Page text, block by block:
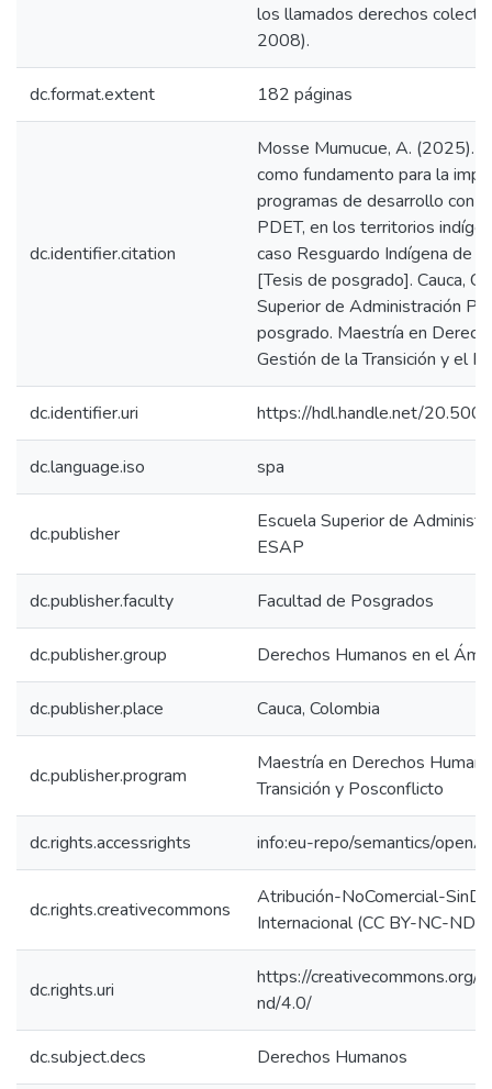
los llamados derechos
2008).
dc.format.extent 182 páginas
dc.identifier.citation
Mosse Mumucue, A. (2025).
como fundamento para la
programas de desarrollo con
PDET, en los territorios
caso Resguardo Indígena de
[Tesis de posgrado]. Cauca,
Superior de Administración
posgrado. Maestría en
Gestión de la Transición y el
dc.identifier.uri https://hdl.handle.net/
dc.language.iso spa
dc.publisher
Escuela Superior de
ESAP
dc.publisher.faculty Facultad de Posgrados
dc.publisher.group Derechos Humanos en el
dc.publisher.place Cauca, Colombia
dc.publisher.program
Maestría en Derechos
Transición y Posconflicto
dc.rights.accessrights info:eu-repo/semantics/
dc.rights.creativecommons
Atribución-NoComercial-
Internacional (CC BY-NC-ND
dc.rights.uri
https://creativecommons.org/
nd/4.0/
dc.subject.decs Derechos Humanos